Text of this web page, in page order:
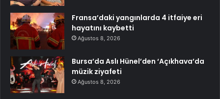
Fransa’daki yangınlarda 4 itfaiye eri
hayatını kaybetti
Ağustos 8, 2026
Bursa’da Aslı Hünel’den ‘Açıkhava’da
müzik ziyafeti
Ağustos 8, 2026